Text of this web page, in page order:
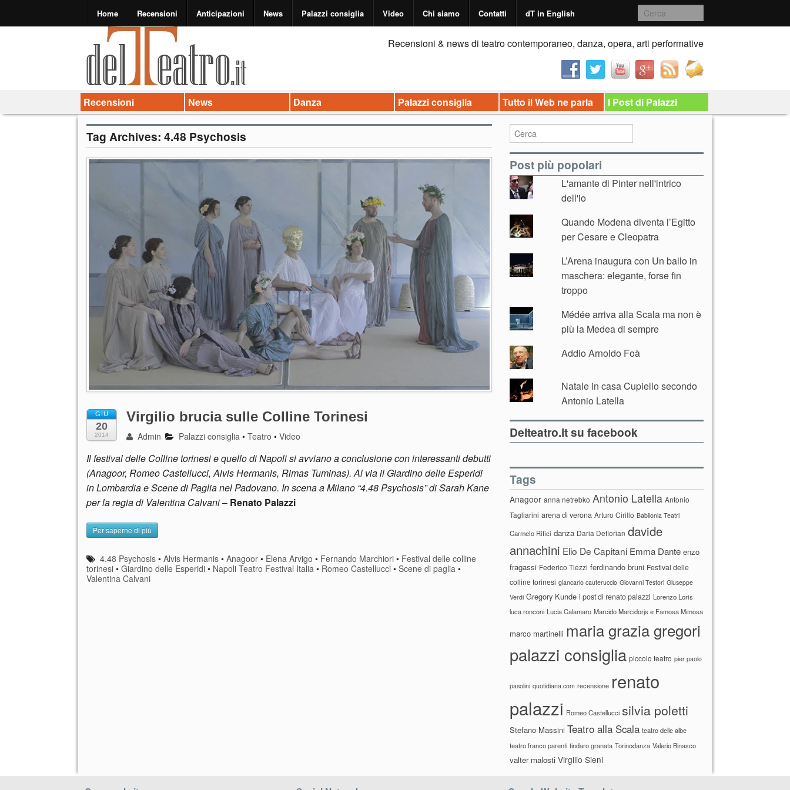
Home Recensioni Anticipazioni News Palazzi consiglia Video Chi siamo Contatti dT in English
Recensioni & news di teatro contemporaneo, danza, opera, arti performative
Recensioni News Danza Palazzi consiglia Tutto il Web ne parla I Post di Palazzi
Tag Archives: 4.48 Psychosis
GIU
20
2014
Virgilio brucia sulle Colline Torinesi
Admin Palazzi consiglia •Teatro •Video
Il festival delle Colline torinesi e quello di Napoli si avviano a conclusione con interessanti debutti
(Anagoor, Romeo Castellucci, Alvis Hermanis, Rimas Tuminas). Al via il Giardino delle Esperidi
in Lombardia e Scene di Paglia nel Padovano. In scena a Milano “4.48 Psychosis” di Sarah Kane
per la regia di Valentina Calvani– Renato Palazzi
Per saperne di più
4.48 Psychosis •Alvis Hermanis •Anagoor • Elena Arvigo • Fernando Marchiori • Festival delle colline
torinesi • Giardino delle Esperidi • Napoli Teatro Festival Italia • Romeo Castellucci • Scene di paglia •
Valentina Calvani
Post più popolari
L'amante di Pinter nell'intrico
dell'io
Quando Modena diventa l’Egitto
per Cesare e Cleopatra
L’Arena inaugura con Un ballo in
maschera: elegante, forse fin
troppo
Médée arriva alla Scala ma non è
più la Medea di sempre
Addio Arnoldo Foà
Natale in casa Cupiello secondo
Antonio Latella
Delteatro.it su facebook
Tags
Anagoor anna netrebko Antonio Latella Antonio
Tagliarini arena di verona Arturo Cirillo Babilonia Teatri
Carmelo Rifici danza Daria Deflorian davide
annachini Elio De Capitani Emma Dante enzo
fragassi Federico Tiezzi ferdinando bruni Festival delle
colline torinesi giancarlo cauteruccio Giovanni Testori Giuseppe
Verdi Gregory Kunde i post di renato palazzi Lorenzo Loris
luca ronconi Lucia Calamaro Marcido Marcidorjs e Famosa Mimosa
marco martinelli maria grazia gregori
palazzi consiglia piccolo teatro pier paolo
pasolini quotidiana.com recensione renato
palazzi Romeo Castellucci silvia poletti
Stefano Massini Teatro alla Scala teatro delle albe
teatro franco parenti tindaro granata Torinodanza Valerio Binasco
valter malosti Virgilio Sieni